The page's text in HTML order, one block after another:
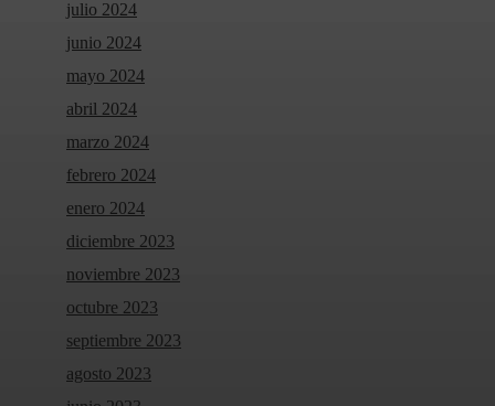
julio 2024
junio 2024
mayo 2024
abril 2024
marzo 2024
febrero 2024
enero 2024
diciembre 2023
noviembre 2023
octubre 2023
septiembre 2023
agosto 2023